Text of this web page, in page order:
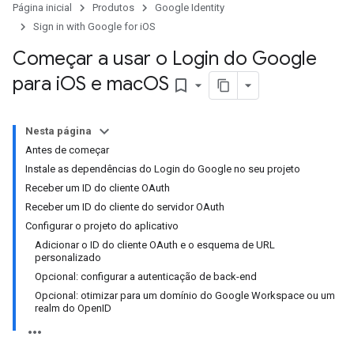
Página inicial Produtos
Google Identity
Sign in with Google for iOS
Começar a usar o Login do Google
para iOS e macOS bookmark_border
Nesta página
Antes de começar
Instale as dependências do Login do Google no seu projeto
Receber um ID do cliente OAuth
Receber um ID do cliente do servidor OAuth
Configurar o projeto do aplicativo
Adicionar o ID do cliente OAuth e o esquema de URL
personalizado
Opcional: configurar a autenticação de back-end
Opcional: otimizar para um domínio do Google Workspace ou um
realm do OpenID